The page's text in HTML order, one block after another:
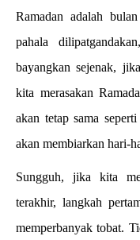
Ramadan adalah
pahala
bayangkan sejenak,
kita merasakan
akan tetap sama
akan membiarkan hari-
Sungguh, jika kita
terakhir, langkah
memperbanyak tobat.